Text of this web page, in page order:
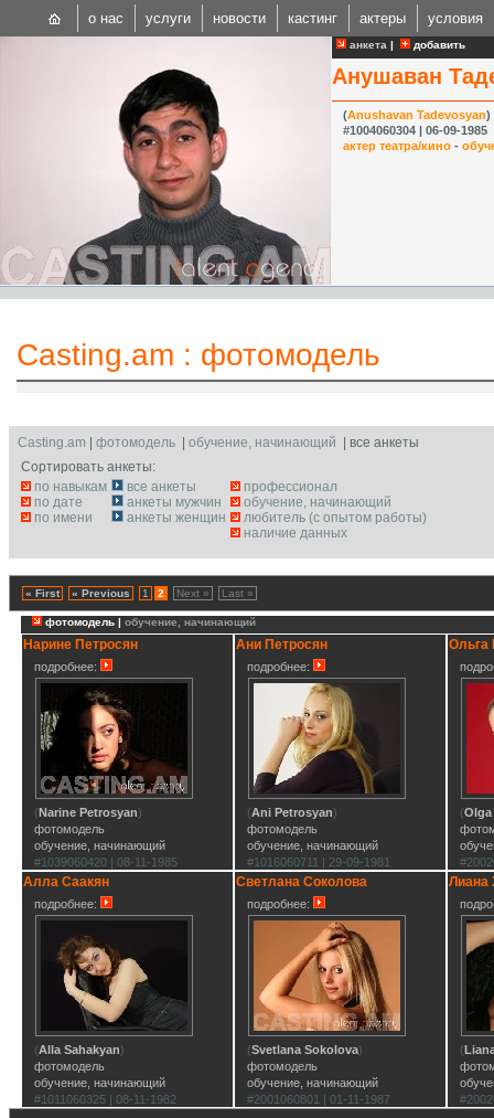
анкета | добавить
Анушаван
(Anushavan Tadevosyan)
#1004060304 | 06-09-1985
актер театра/кино -
Casting.am : фотомодель
Casting.am фотомодель обучение, начинающий | все анкеты
Сортировать анкеты:
по навыкам
по дате
по имени
все анкеты
анкеты мужчин
анкеты женщин
профессионал
обучение, начинающий
любитель (с опытом работы)
наличие данных
« First « Previous 1 2 Next » Last »
фотомодель | обучение, начинающий
Нарине Петросян
подробнее:
(Narine Petrosyan)
фотомодель
обучение, начинающий
#1039060420 | 08-11-1985
Ани Петросян
подробнее:
(Ani Petrosyan)
фотомодель
обучение, начинающий
#1016060711 | 29-09-1981
Ольга
(
Алла Саакян
подробнее:
(Alla Sahakyan)
фотомодель
обучение, начинающий
#1011060325 | 08-11-1982
Светлана Соколова
подробнее:
(Svetlana Sokolova)
фотомодель
обучение, начинающий
#2001060801 | 01-11-1987
Лиана
(
о нас услуги новости кастинг актеры условия